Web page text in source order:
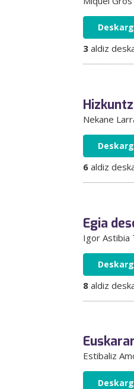
3aldiz
Nekane
6aldiz
Egia
Igor Astibia
8aldiz
Estibaliz